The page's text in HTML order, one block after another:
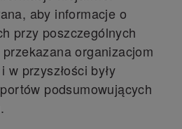
aby informacje o
przy poszczególnych
przekazana organizacjom
przyszłości były
podsumowujących